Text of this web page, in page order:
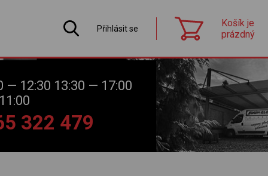
Přihlásit se
Košík je
prázdný
— 12:30 13:30 — 17:00
322 479